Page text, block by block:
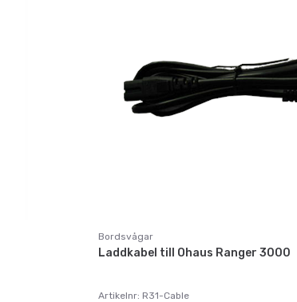
Bordsvågar
Laddkabel till Ohaus Ranger 3000
Artikelnr: R31-Cable